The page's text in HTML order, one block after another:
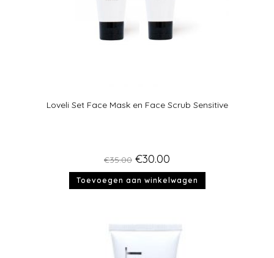
Loveli Set Face Mask en Face Scrub Sensitive
€35.00 €30.00
Toevoegen aan winkelwagen